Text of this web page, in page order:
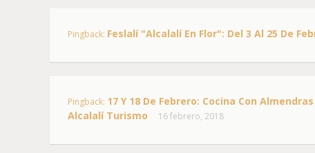
Pingback: Feslalí "Alcalalí En Flor": Del 3 Al 25 De
Pingback: 17 Y 18 De Febrero: Cocina Con
Alcalalí Turismo
16 febrero, 2018